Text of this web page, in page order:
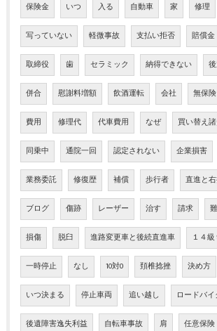
保険金 いつ 入る 自動車 家 修理
写っていない 軽微事故 支払い拒否 賠償金
取締役 歯 セラミック 納得できない
併合 慰謝料増額 飲酒運転 会社 無保険
費用 修理代 代車費用 なぜ 買い替え
同乗中 通院一回 認定されない 企業損害
業務委託 修復歴 補償 歩行者 直進と
ブログ 傷跡 レーザー 治す 請求
損傷 脱臼 進路変更車と後続直進車 １４
一時停止 なし 10対0 頚椎捻挫 決め方
いつ決まる 停止車両 追い越し ロードバイ
後遺障害逸失利益 自転車事故 肩 任意保険